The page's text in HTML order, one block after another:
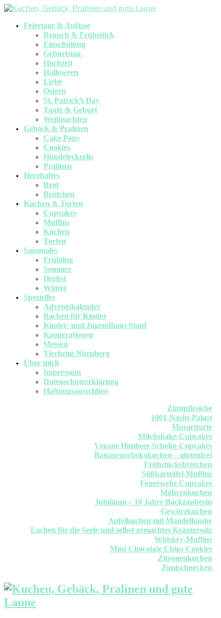
Feiertage & Anlässe
Brunch & Frühstück
Einschulung
Geburtstag
Hochzeit
Halloween
Liebe
Ostern
St. Patrick’s Day
Taufe & Geburt
Weihnachten
Gebäck & Pralinen
Cake Pops
Cookies
Hundeleckerlis
Pralinen
Herzhaftes
Brot
Brötchen
Kuchen & Torten
Cupcakes
Muffins
Kuchen
Torten
Saisonales
Frühling
Sommer
Herbst
Winter
Spezielles
Adventskalender
Backen für Kinder
Kinder- und Jugendhaus Stapf
Kooperationen
Messen
Tierheim Nürnberg
Über mich
Impressum
Datenschutzerklärung
Haftungsausschluss
Zimtpfirsiche
1001-Nacht-Palast
Mozarttorte
Milchshake-Cupcakes
Vegane Himbeer-Schoko-Cupcakes
Bananenschokokuchen – glutenfrei
Frühstücksbrötchen
Süßkartoffel-Muffins
Feuerwehr-Cupcakes
Möhrenkuchen
Jubiläum – 10 Jahre Backzauberin
Gewürzkuchen
Apfelkuchen mit Mandelhaube
Lachen für die Seele und selbst gemachtes Kräutersalz
Whiskey-Muffins
Mint Chocolate Chips Cookies
Zitronenkuchen
Zimtschnecken